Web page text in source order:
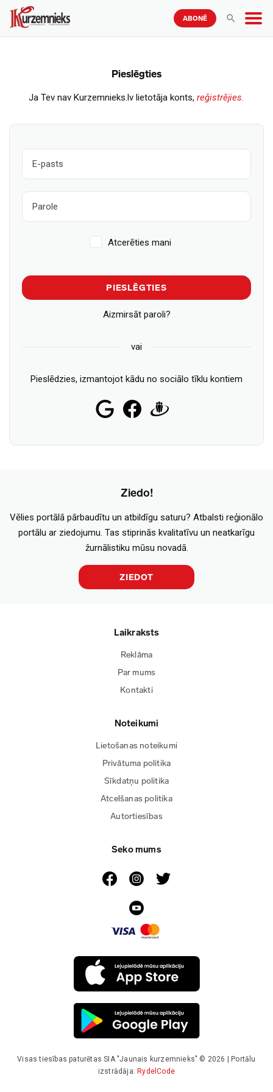
ABONĒ
Pieslēgties
Ja Tev nav Kurzemnieks.lv lietotāja konts, reģistrējies.
Atcerēties mani
PIESLĒGTIES
Aizmirsāt paroli?
vai
Pieslēdzies, izmantojot kādu no sociālo tīklu kontiem
Ziedo!
Vēlies portālā pārbaudītu un atbildīgu saturu? Atbalsti reģionālo
portālu ar ziedojumu. Tas stiprinās kvalitatīvu un neatkarīgu
žurnālistiku mūsu novadā.
ZIEDOT
Laikraksts
Reklāma
Par mums
Kontakti
Noteikumi
Lietošanas noteikumi
Privātuma politika
Sīkdatņu politika
Atcelšanas politika
Autortiesības
Seko mums
Visas tiesības paturētas SIA "Jaunais kurzemnieks" © 2026 | Portālu
izstrādāja: RydelCode